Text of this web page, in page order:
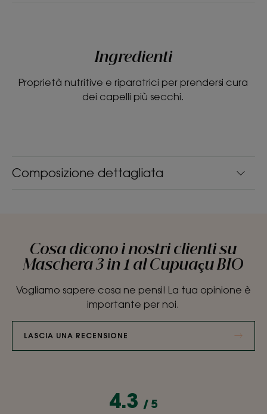
Ingredienti
Proprietà nutritive e riparatrici per prendersi cura
dei capelli più secchi.
Composizione dettagliata
Cosa dicono i nostri clienti su
Maschera 3 in 1 al Cupuaçu BIO
Vogliamo sapere cosa ne pensi! La tua opinione è
importante per noi.
LASCIA UNA RECENSIONE
4.3 / 5